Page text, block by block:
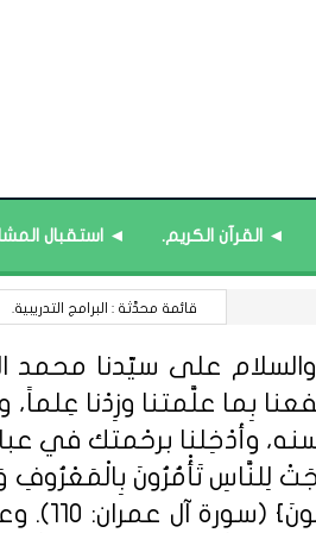
◄ القرآن الكريم. ◄ استقبال
في المواد المعرفية : الخسارة
على سيّدنا محمد
بِما علَّمتنا وزِدْنا عِلماً،
وأدْخِلنا برحْمتك في
لِلنَّاسِ تَأْمُرُونَ بِالْمَعْرُوفِ
مِّنْهُمُ